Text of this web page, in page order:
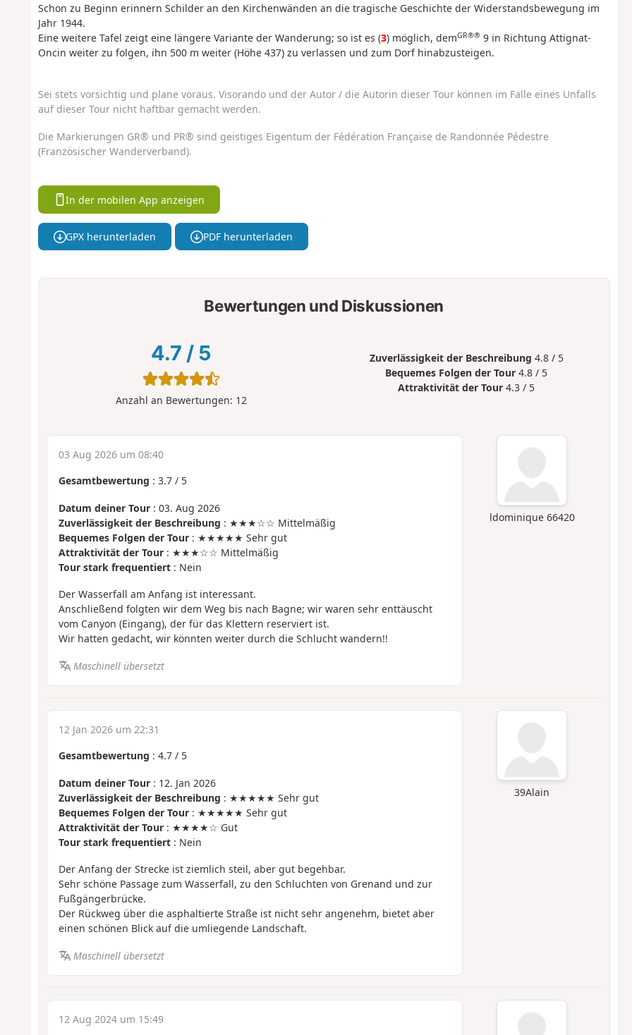
Schon zu Beginn erinnern Schilder an den Kirchenwänden an die tragische Geschichte der Widerstandsbewegung im
Jahr 1944.
Eine weitere Tafel zeigt eine längere Variante der Wanderung; so ist es (3) möglich, demGR®®9 in Richtung Attignat-
Oncin weiter zu folgen, ihn 500 m weiter (Höhe 437) zu verlassen und zum Dorf hinabzusteigen.
Sei stets vorsichtig und plane voraus. Visorando und der Autor / die Autorin dieser Tour können im Falle eines Unfalls
auf dieser Tour nicht haftbar gemacht werden.
Die Markierungen GR® und PR® sind geistiges Eigentum der Fédération Française de Randonnée Pédestre
(Französischer Wanderverband).
In der mobilen App anzeigen
GPX herunterladen PDF herunterladen
Bewertungen und Diskussionen
4.7 / 5
Anzahl an Bewertungen: 12
Zuverlässigkeit der Beschreibung 4.8 / 5
Bequemes Folgen der Tour 4.8 / 5
Attraktivität der Tour 4.3 / 5
ldominique 66420
03 Aug 2026 um 08:40
Gesamtbewertung : 3.7/ 5
Datum deiner Tour: 03. Aug 2026
Zuverlässigkeit der Beschreibung : ★★★☆☆ Mittelmäßig
Bequemes Folgen der Tour: ★★★★★ Sehr gut
Attraktivität der Tour: ★★★☆☆ Mittelmäßig
Tour stark frequentiert: Nein
Der Wasserfall am Anfang ist interessant.
Anschließend folgten wir dem Weg bis nach Bagne; wir waren sehr enttäuscht
vom Canyon (Eingang), der für das Klettern reserviert ist.
Wir hatten gedacht, wir könnten weiter durch die Schlucht wandern!!
Maschinell übersetzt
39Alain
12 Jan 2026 um 22:31
Gesamtbewertung : 4.7/ 5
Datum deiner Tour: 12. Jan 2026
Zuverlässigkeit der Beschreibung : ★★★★★ Sehr gut
Bequemes Folgen der Tour: ★★★★★ Sehr gut
Attraktivität der Tour: ★★★★☆ Gut
Tour stark frequentiert: Nein
Der Anfang der Strecke ist ziemlich steil, aber gut begehbar.
Sehr schöne Passage zum Wasserfall, zu den Schluchten von Grenand und zur
Fußgängerbrücke.
Der Rückweg über die asphaltierte Straße ist nicht sehr angenehm, bietet aber
einen schönen Blick auf die umliegende Landschaft.
Maschinell übersetzt
12 Aug 2024 um 15:49